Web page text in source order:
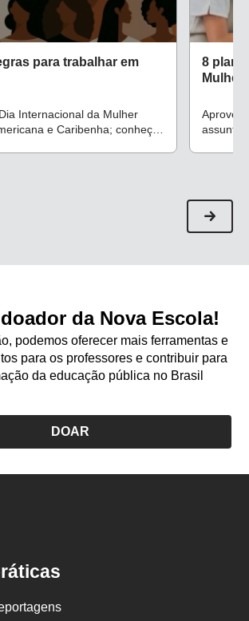
para trabalhar em
Internacional da Mulher
e Caribenha; conheça
8
Mulher
assunto
da Nova Escola!
podemos oferecer mais ferramentas e
para os professores e contribuir para
da educação pública no Brasil
DOAR